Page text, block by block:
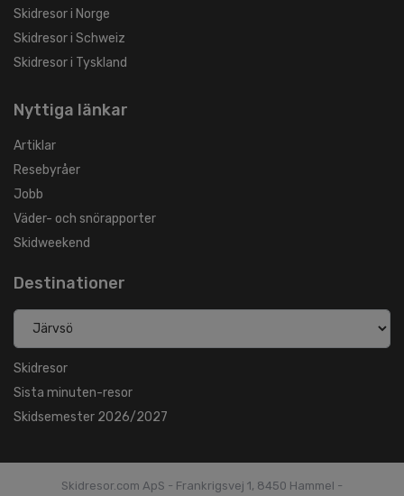
Skidresor i Norge
Skidresor i Schweiz
Skidresor i Tyskland
Nyttiga länkar
Artiklar
Resebyråer
Jobb
Väder- och snörapporter
Skidweekend
Destinationer
Skidresor
Sista minuten-resor
Skidsemester 2026/2027
Skidresor.com ApS - Frankrigsvej 1, 8450 Hammel -